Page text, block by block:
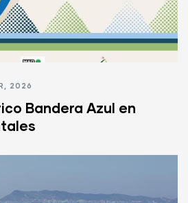
2026
Bandera Azul en